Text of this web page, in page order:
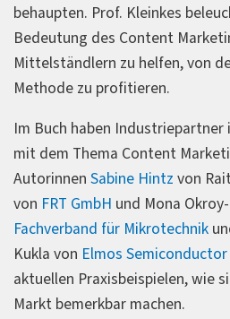
behaupten. Prof. Kleinkes
Bedeutung des Content
Mittelständlern zu helfen, von
Methode zu profitieren.
Im Buch haben
mit dem Thema Content
Autorinnen Sabine Hintz von
von FRT GmbH und Mona
Fachverband für Mikrotechnik
Kukla von Elmos Semiconductor
aktuellen Praxisbeispielen, wie
Markt bemerkbar machen.